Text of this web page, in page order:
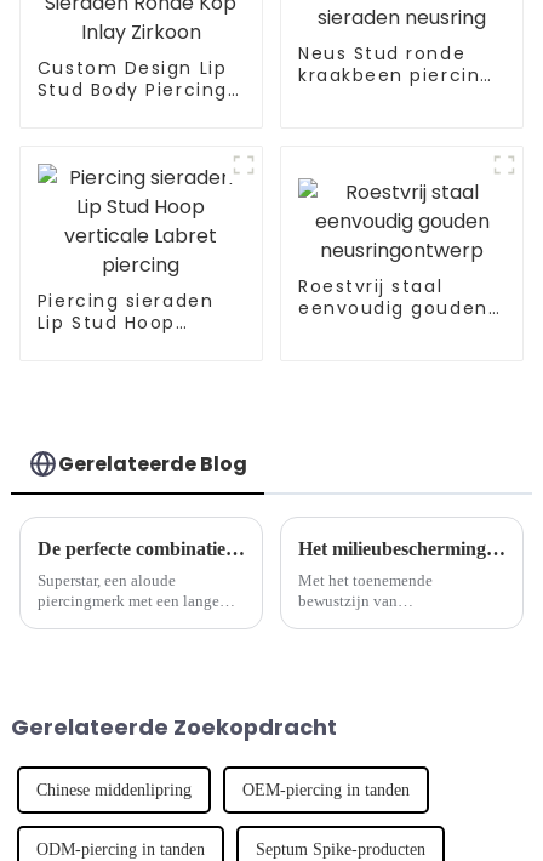
Custom Design Lip
Stud Body Piercing
Neus Stud ronde
kraakbeen piercing
Piercing sieraden
Lip Stud Hoop
Roestvrij staal
eenvoudig gouden
Gerelateerde Blog
De perfecte combinatie van traditie en moderniteit: het aloude piercingmerk lanceert een nieuwe sieradenserie
Superstar, een aloude
piercingmerk met een lange
modern design om zijn
Het milieubeschermingsconcept is een nieuwe trend geworden in de piercingsieradenindustrie
Met het toenemende
bewustzijn van
ontwikkeling te integreren.
Gerelateerde Zoekopdracht
Chinese middenlipring OEM-piercing in tanden
ODM-piercing in tanden Septum Spike-producten